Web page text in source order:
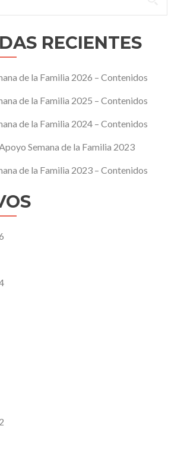
RECIENTES
de la Familia 2026 – Contenidos
de la Familia 2025 – Contenidos
de la Familia 2024 – Contenidos
Semana de la Familia 2023
de la Familia 2023 – Contenidos